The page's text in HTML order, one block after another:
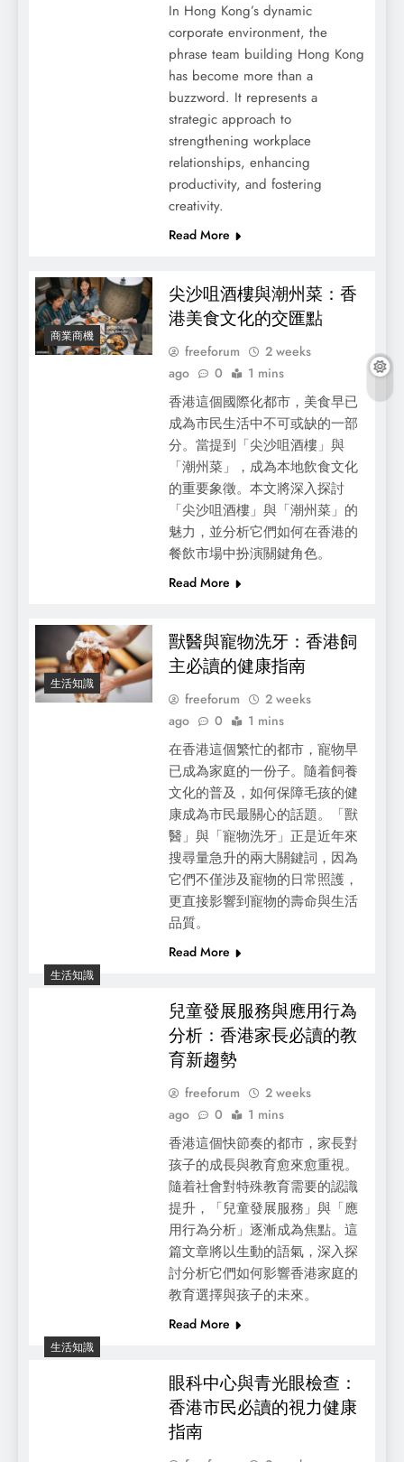
你所不知道的兩性用品“女性催情內情”
Stair Design and Floating Staircase Cost:
A Complete Guide for Hong Kong Homes
廚房裝修設計要留意16處關鍵點
狗防蚤與貓保健品全攻略：香港毛孩健康照
選擇迷你倉的智慧：最全面的迷你倉價錢分
In Hong Kong’s dynamic
corporate environment, the
phrase team building Hong Kong
has become more than a
buzzword. It represents a
strategic approach to
strengthening workplace
relationships, enhancing
productivity, and fostering
creativity.
Read More
商業商機
尖沙咀酒樓與潮州菜：香
港美食文化的交匯點
freeforum
2 weeks
ago
0 1 mins
香港這個國際化都市，美食早已
成為市民生活中不可或缺的一部
分。當提到「尖沙咀酒樓」與
「潮州菜」，成為本地飲食文化
的重要象徵。本文將深入探討
「尖沙咀酒樓」與「潮州菜」的
魅力，並分析它們如何在香港的
餐飲市場中扮演關鍵角色。
Read More
生活知識
獸醫與寵物洗牙：香港飼
主必讀的健康指南
freeforum
2 weeks
ago
0 1 mins
在香港這個繁忙的都市，寵物早
已成為家庭的一份子。隨着飼養
文化的普及，如何保障毛孩的健
康成為市民最關心的話題。「獸
醫」與「寵物洗牙」正是近年來
搜尋量急升的兩大關鍵詞，因為
它們不僅涉及寵物的日常照護，
更直接影響到寵物的壽命與生活
品質。
Read More
生活知識
兒童發展服務與應用行為
分析：香港家長必讀的教
育新趨勢
freeforum
2 weeks
ago
0 1 mins
香港這個快節奏的都市，家長對
孩子的成長與教育愈來愈重視。
隨着社會對特殊教育需要的認識
提升，「兒童發展服務」與「應
用行為分析」逐漸成為焦點。這
篇文章將以生動的語氣，深入探
討分析它們如何影響香港家庭的
教育選擇與孩子的未來。
Read More
生活知識
眼科中心與青光眼檢查：
香港市民必讀的視力健康
指南